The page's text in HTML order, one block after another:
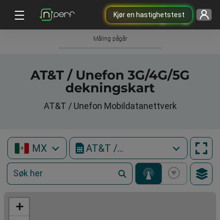
Kjør en hastighetstest
Måling pågår
AT&T / Unefon 3G/4G/5G
dekningskart
AT&T / Unefon Mobildatanettverk
MX AT&T / Unefon
+